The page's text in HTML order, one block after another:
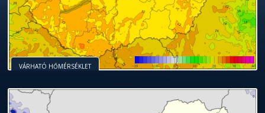
VÁRHATÓ HŐMÉRSÉKLET